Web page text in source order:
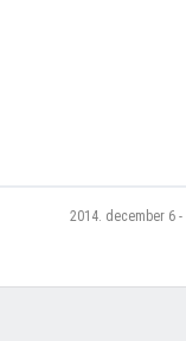
2014. december 6